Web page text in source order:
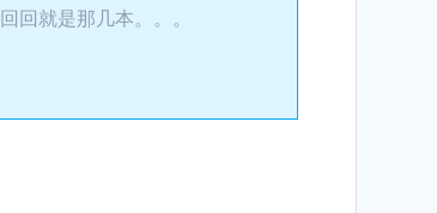
回就是那几本。。。